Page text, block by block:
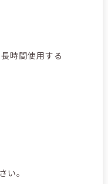
時間使用する
。